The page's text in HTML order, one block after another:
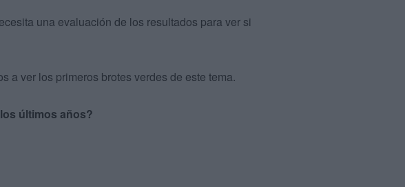
una evaluación de los resultados para ver si
a ver los primeros brotes verdes de este tema.
últimos años?